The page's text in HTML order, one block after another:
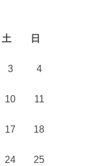
土 日
3 4
10 11
17 18
24 25